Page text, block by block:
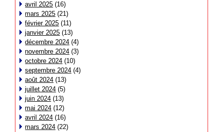
avril 2025 (16)
mars 2025 (21)
février 2025 (11)
janvier 2025 (13)
décembre 2024 (4)
novembre 2024 (3)
octobre 2024 (10)
septembre 2024 (4)
août 2024 (13)
juillet 2024 (5)
juin 2024 (13)
mai 2024 (12)
avril 2024 (16)
mars 2024 (22)